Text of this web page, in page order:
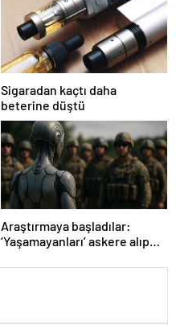
Sigaradan kaçtı daha
beterine düştü
Araştırmaya başladılar:
‘Yaşamayanları’ askere alıp